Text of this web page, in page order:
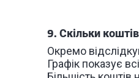
9. Скільки
Окремо
Графік показує